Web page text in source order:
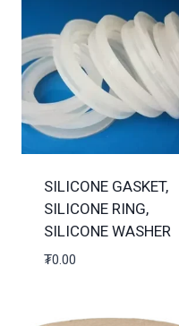
SILICONE GASKET,
SILICONE RING,
SILICONE WASHER
₮0.00